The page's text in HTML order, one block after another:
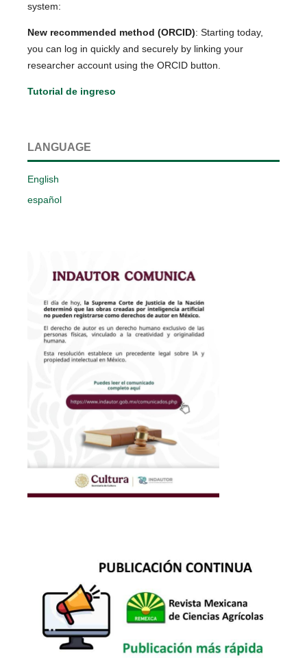
system:
New recommended method (ORCID): Starting today,
you can log in quickly and securely by linking your
researcher account using the ORCID button.
Tutorial de ingreso
LANGUAGE
English
español